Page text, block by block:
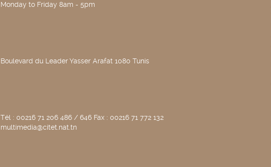
Monday to Friday 8am - 5pm
Boulevard du Leader Yasser Arafat 1080 Tunis
Tél : 00216 71 206 486 / 646 Fax : 00216 71 772 132
multimedia@citet.nat.tn